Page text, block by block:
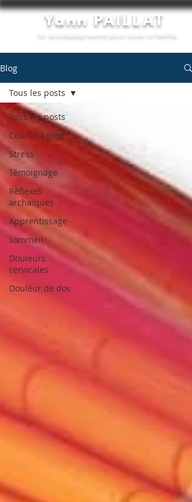
Yann PAILLAT
Un accompagnement pour toute la famille
Blog
Tous les posts
Course à pied
Stress
Témoignage
Réflexes
archaïques
Apprentissage
sommeil
Douleurs
cervicales
Douleur de dos
Tous les posts